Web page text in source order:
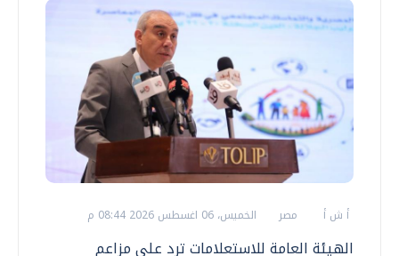
أ ش أ مصر الخميس، 06 اغسطس 2026 08:44 م
الهيئة العامة للاستعلامات ترد على مزاعم